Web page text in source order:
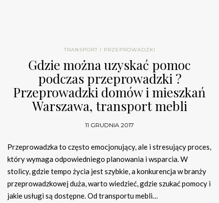
TRANSPORT I PRZEPROWADZKI
Gdzie można uzyskać pomoc
podczas przeprowadzki ?
Przeprowadzki domów i mieszkań
Warszawa, transport mebli
11 GRUDNIA 2017
Przeprowadzka to często emocjonujący, ale i stresujący proces,
który wymaga odpowiedniego planowania i wsparcia. W
stolicy, gdzie tempo życia jest szybkie, a konkurencja w branży
przeprowadzkowej duża, warto wiedzieć, gdzie szukać pomocy i
jakie usługi są dostępne. Od transportu mebli…